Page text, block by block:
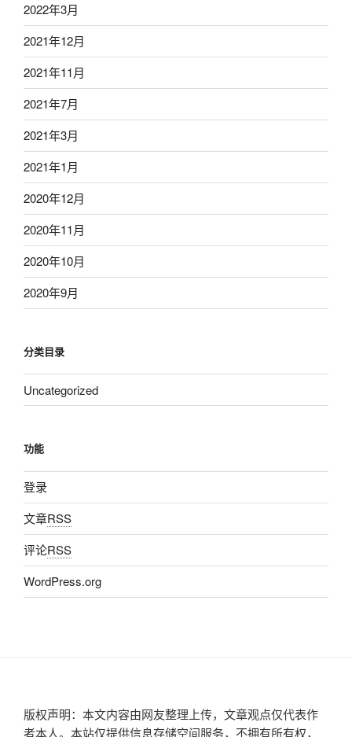
2022年3月
2021年12月
2021年11月
2021年7月
2021年3月
2021年1月
2020年12月
2020年11月
2020年10月
2020年9月
分类目录
Uncategorized
功能
登录
文章RSS
评论RSS
WordPress.org
版权声明：本文内容由网友整理上传，文章观点仅代表作
者本人。本站仅提供信息存储空间服务，不拥有所有权，